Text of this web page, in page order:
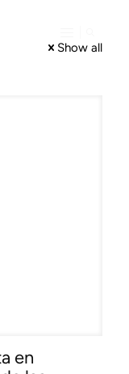
Show all
en